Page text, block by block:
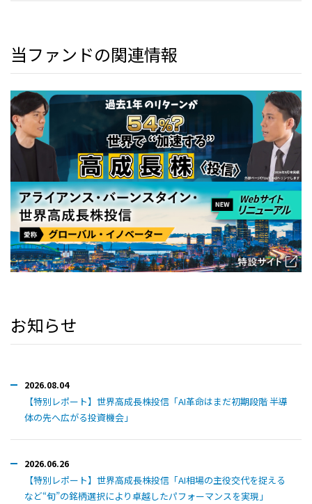
当ファンドの関連情報
お知らせ
2026.08.04
【特別レポート】世界高成長株投信「AI革命はまだ初期段階 半導
体の先へ広がる投資機会」
2026.06.26
【特別レポート】世界高成長株投信「AI相場の主役交代を捉える
など“旬”の銘柄選択により卓越したパフォーマンスを実現」